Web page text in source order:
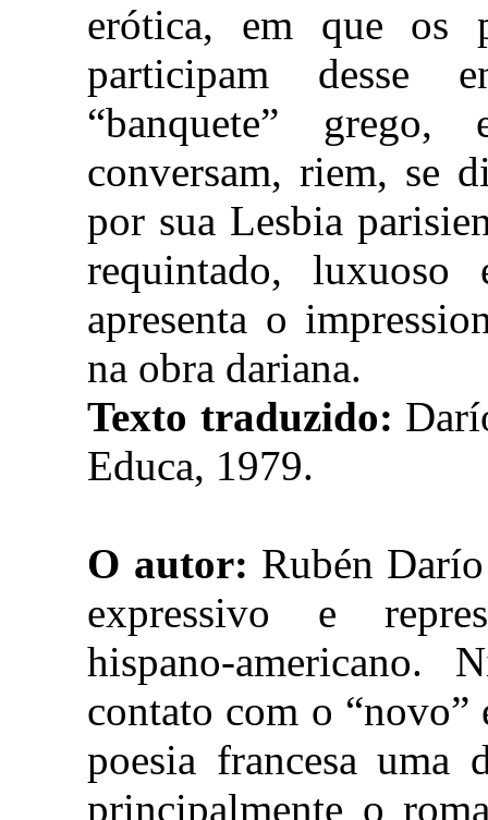
erótica, em que os
participam desse
“banquete”
conversam, riem, se
por sua Lesbia
requintado,
apresenta o
na obra dariana.
Texto traduzido:
Educa, 1979.
O autor: Rubén
expressivo e
hispano-americano.
contato com o “novo”
poesia francesa uma
principalmente o